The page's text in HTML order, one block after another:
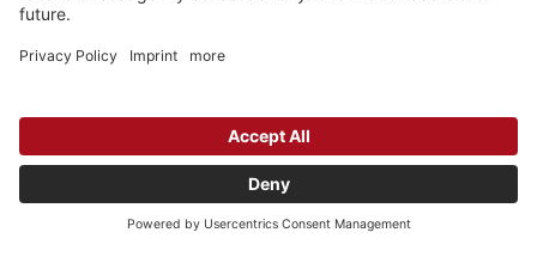
Immobilienexperten im